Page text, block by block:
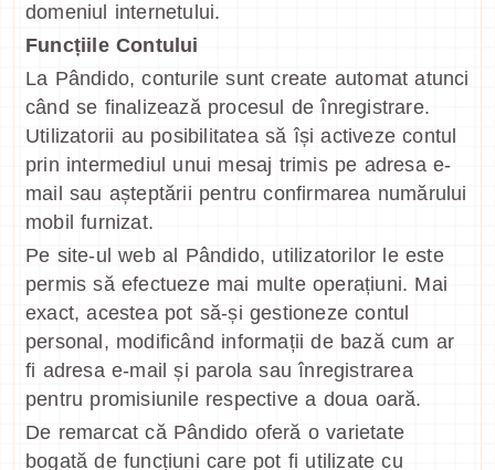
domeniul internetului.
Funcțiile Contului
La Pândido, conturile sunt create automat atunci
când se finalizează procesul de înregistrare.
Utilizatorii au posibilitatea să își activeze contul
prin intermediul unui mesaj trimis pe adresa e-
mail sau așteptării pentru confirmarea numărului
mobil furnizat.
Pe site-ul web al Pândido, utilizatorilor le este
permis să efectueze mai multe operațiuni. Mai
exact, acestea pot să-și gestioneze contul
personal, modificând informații de bază cum ar
fi adresa e-mail și parola sau înregistrarea
pentru promisiunile respective a doua oară.
De remarcat că Pândido oferă o varietate
bogată de funcțiuni care pot fi utilizate cu